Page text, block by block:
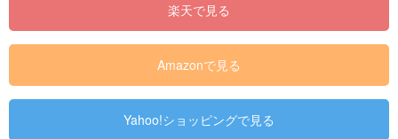
楽天で見る
Amazonで見る
Yahoo!ショッピングで見る